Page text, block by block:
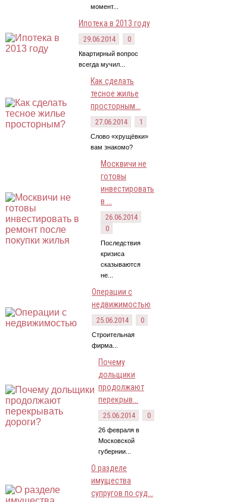
момент...
Ипотека в 2013 году
29.06.2014 0
Квартирный вопрос
всегда мучил...
Как сделать
тесное жилье
просторным...
27.06.2014 1
Слово «хрущёвки»
вам знакомо?
Москвичи не
готовы
инвестировать
в ...
26.06.2014
0
Последствия
кризиса
сказываются
не...
Операции с
недвижимостью
25.06.2014 0
Строительная
фирма...
Почему
дольщики
продолжают
перекрыв...
25.06.2014 0
26 февраля в
Московской
губернии...
О разделе
имущества
супругов по суд...